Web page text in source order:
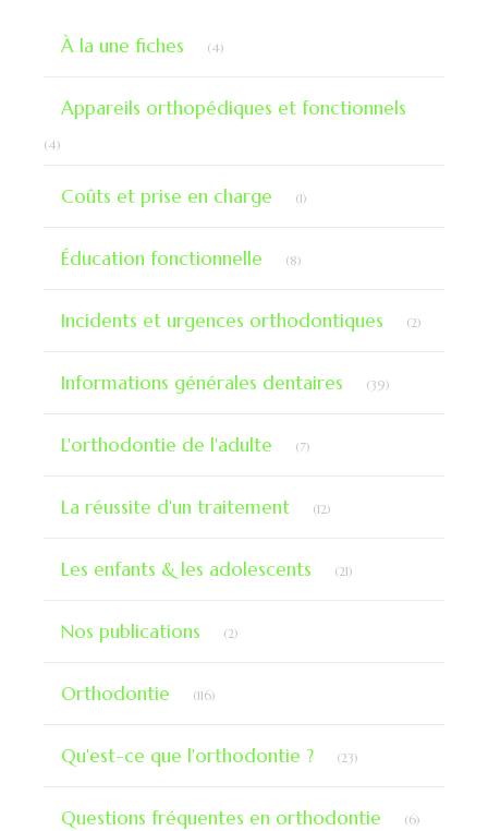
À la une fiches (4)
Appareils orthopédiques et fonctionnels
(4)
Coûts et prise en charge (1)
Éducation fonctionnelle (8)
Incidents et urgences orthodontiques (2)
Informations générales dentaires (39)
L'orthodontie de l'adulte (7)
La réussite d'un traitement (12)
Les enfants & les adolescents (21)
Nos publications (2)
Orthodontie (116)
Qu'est-ce que l'orthodontie ? (23)
Questions fréquentes en orthodontie (6)